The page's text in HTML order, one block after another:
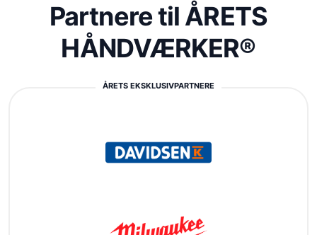
Partnere til ÅRETS
HÅNDVÆRKER®
ÅRETS EKSKLUSIVPARTNERE